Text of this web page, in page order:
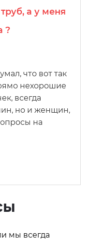
а у меня
?
что вот так
нехорошие
всегда
но и женщин,
на
мы всегда